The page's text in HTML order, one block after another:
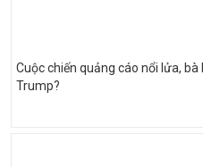
Cuộc chiến quảng cáo nổi lửa,
Trump?